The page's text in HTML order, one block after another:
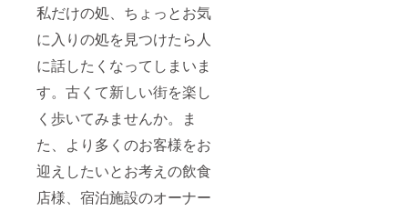
私だけの処、ちょっとお気
に入りの処を見つけたら人
に話したくなってしまいま
す。古くて新しい街を楽し
く歩いてみませんか。ま
た、より多くのお客様をお
迎えしたいとお考えの飲食
店様、宿泊施設のオーナー